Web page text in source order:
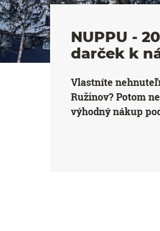
NUPPU -
darček k
Vlastníte
Ružinov? Potom
výhodný nákup